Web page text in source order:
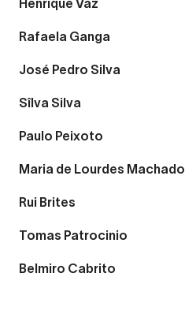
Henrique Vaz
Rafaela Ganga
José Pedro Silva
Sîlva Silva
Paulo Peixoto
Maria de Lourdes Machado
Rui Brites
Tomas Patrocinio
Belmiro Cabrito